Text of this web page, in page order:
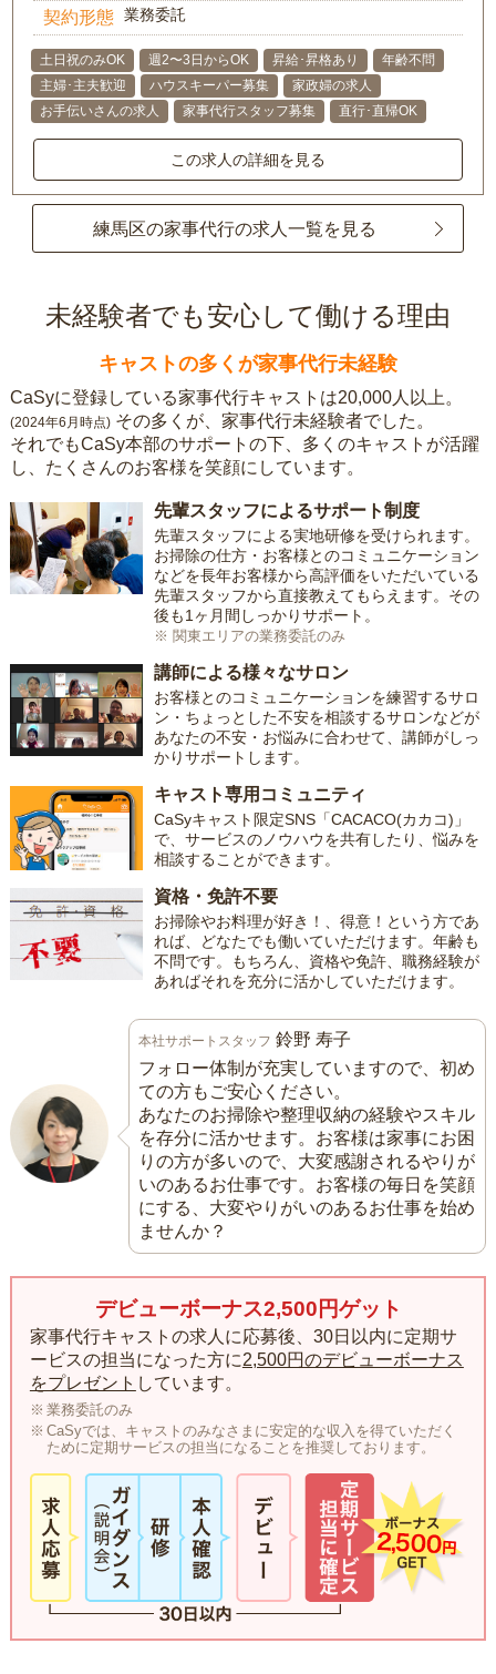
契約形態 業務委託
土日祝のみOK 週2〜3日からOK 昇給･昇格あり
年齢不問
主婦･主夫歓迎
ハウスキーパー募集
家政婦の求人
お手伝いさんの求人
家事代行スタッフ募集 直行･直帰OK
この求人の詳細を見る
練馬区の家事代行の求人一覧を見る
未経験者でも安心して働ける理由
キャストの多くが家事代行未経験
CaSyに登録している家事代行キャストは20,000人以上。
(2024年6月時点) その多くが、家事代行未経験者でした。
それでもCaSy本部のサポートの下、多くのキャストが活躍
し、たくさんのお客様を笑顔にしています。
先輩スタッフによるサポート制度
先輩スタッフによる実地研修を受けられます。
お掃除の仕方・お客様とのコミュニケーション
などを長年お客様から高評価をいただいている
先輩スタッフから直接教えてもらえます。その
後も1ヶ月間しっかりサポート。
※ 関東エリアの業務委託のみ
講師による様々なサロン
お客様とのコミュニケーションを練習するサロ
ン・ちょっとした不安を相談するサロンなどが
あなたの不安・お悩みに合わせて、講師がしっ
かりサポートします。
キャスト専用コミュニティ
CaSyキャスト限定SNS「CACACO(カカコ)」
で、サービスのノウハウを共有したり、悩みを
相談することができます。
資格・免許不要
お掃除やお料理が好き！、得意！という方であ
れば、どなたでも働いていただけます。年齢も
不問です。もちろん、資格や免許、職務経験が
あればそれを充分に活かしていただけます。
本社サポートスタッフ 鈴野 寿子
フォロー体制が充実していますので、初め
ての方もご安心ください。
あなたのお掃除や整理収納の経験やスキル
を存分に活かせます。お客様は家事にお困
りの方が多いので、大変感謝されるやりが
いのあるお仕事です。お客様の毎日を笑顔
にする、大変やりがいのあるお仕事を始め
ませんか？
デビューボーナス2,500円ゲット
家事代行キャストの求人に応募後、30日以内に定期サ
ービスの担当になった方に2,500円のデビューボーナス
をプレゼント しています。
業務委託のみ
CaSyでは、キャストのみなさまに安定的な収入を得ていただく
ために定期サービスの担当になることを推奨しております。